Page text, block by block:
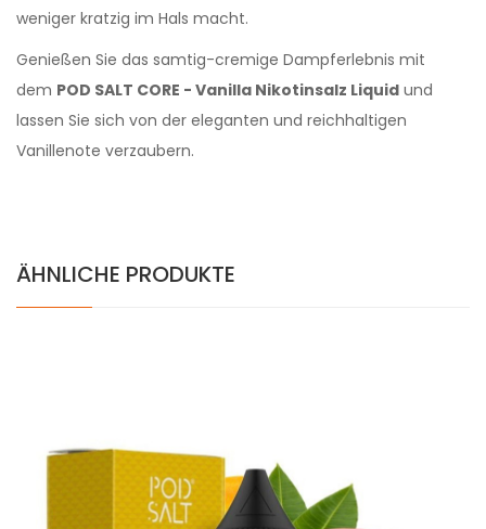
weniger kratzig im Hals macht.
Genießen Sie das samtig-cremige Dampferlebnis mit
dem POD SALT CORE - Vanilla Nikotinsalz Liquid und
lassen Sie sich von der eleganten und reichhaltigen
Vanillenote verzaubern.
ÄHNLICHE PRODUKTE